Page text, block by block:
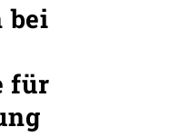
bei
für